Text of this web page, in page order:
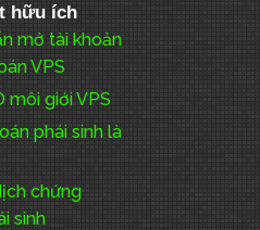
hữu ích
mở tài khoản
VPS
môi giới VPS
phái sinh là
chứng
sinh